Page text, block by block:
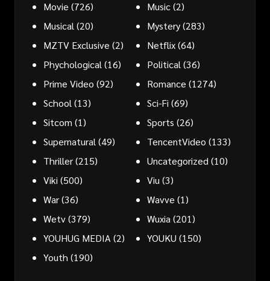
Movie (726) Music(2)
Musical (20) Mystery(283)
MZTV Exclusive (2) Netflix(64)
Phychological (16) Political (36)
Prime Video (92) Romance (1274)
School (13) Sci-Fi (69)
Sitcom (1) Sports (26)
Supernatural (49) TencentVideo (133)
Thriller(215) Uncategorized (10)
Viki (500) Viu (3)
War(36) Wavve (1)
Wetv(379) Wuxia (201)
YOUHUG MEDIA (2) YOUKU (150)
Youth (190)